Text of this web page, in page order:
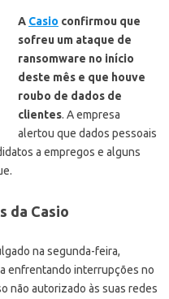
A Casio confirmou que
sofreu um ataque de
ransomware no início
deste mês e que houve
roubo de dados de
clientes. A empresa
alertou que dados pessoais
a empregos e alguns
da Casio
na segunda-feira,
enfrentando interrupções no
não autorizado às suas redes